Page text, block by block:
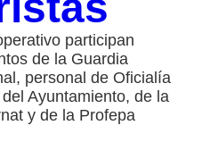
participan
de la Guardia
personal de Oficialía
Ayuntamiento, de la
y de la Profepa